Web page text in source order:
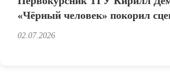
«Чёрный человек» покорил
02.07.2026